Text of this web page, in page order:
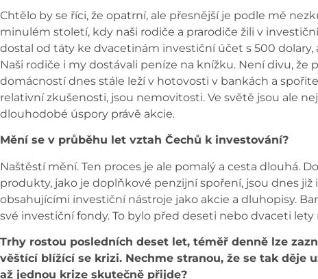
Chtělo by se říci, že opatrní, ale přesnější je podle mě
minulém století, kdy naši rodiče a prarodiče žili v
dostal od táty ke dvacetinám investiční účet s 500 dolary,
Naši rodiče i my dostávali peníze na knížku. Není divu, že
domácností dnes stále leží v hotovosti v bankách a
relativní zkušenosti, jsou nemovitosti. Ve světě jsou ale
dlouhodobé úspory právě akcie.
Mění se v průběhu let vztah Čechů k investování?
Naštěstí mění. Ten proces je ale pomalý a cesta dlouhá.
produkty, jako je doplňkové penzijní spoření, jsou dnes
obsahujícími investiční nástroje jako akcie a dluhopisy.
své investiční fondy. To bylo před deseti nebo dvaceti
Trhy rostou posledních deset let, téměř denně lze
věštící blížící se krizi. Nechme stranou, že se tak děje
až jednou krize skutečně přijde?